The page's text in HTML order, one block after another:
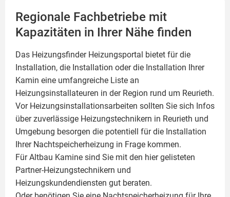
Regionale Fachbetriebe mit
Kapazitäten in Ihrer Nähe finden
Das Heizungsfinder Heizungsportal bietet für die
Installation, die Installation oder die Installation Ihrer
Kamin eine umfangreiche Liste an
Heizungsinstallateuren in der Region rund um Reurieth.
Vor Heizungsinstallationsarbeiten sollten Sie sich Infos
über zuverlässige Heizungstechnikern in Reurieth und
Umgebung besorgen die potentiell für die Installation
Ihrer Nachtspeicherheizung in Frage kommen.
Für Altbau Kamine sind Sie mit den hier gelisteten
Partner-Heizungstechnikern und
Heizungskundendiensten gut beraten.